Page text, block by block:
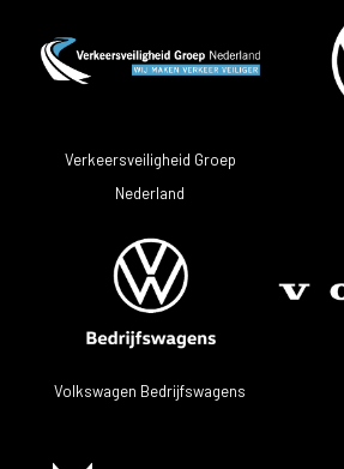
Verkeersveiligheid Groep
Nederland
Volkswagen Bedrijfswagens